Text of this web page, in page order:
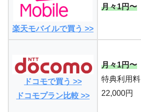
楽天モバイルで買う >>
月々1円〜
ドコモで買う >>
ドコモプラン比較 >>
月々1円〜
特典利用料
22,000円